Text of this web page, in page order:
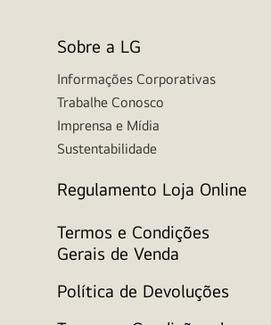
Sobre a LG
Informações Corporativas
Trabalhe Conosco
Imprensa e Mídia
Sustentabilidade
Regulamento Loja Online
Termos e Condições
Gerais de Venda
Política de Devoluções